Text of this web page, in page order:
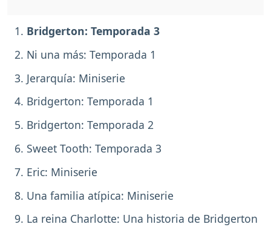
Bridgerton: Temporada 3
Ni una más: Temporada 1
Jerarquía: Miniserie
Bridgerton: Temporada 1
Bridgerton: Temporada 2
Sweet Tooth: Temporada 3
Eric: Miniserie
Una familia atípica: Miniserie
La reina Charlotte: Una historia de Bridgerton